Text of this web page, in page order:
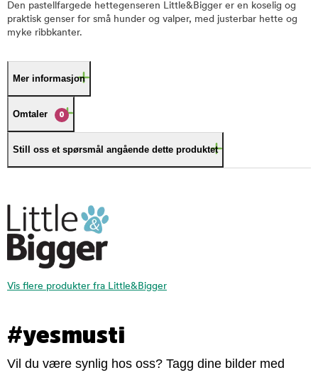
Den pastellfargede hettegenseren Little&Bigger er en koselig og
praktisk genser for små hunder og valper, med justerbar hette og
myke ribbkanter.
Mer informasjon
Omtaler 0
Still oss et spørsmål angående dette produktet
Vis flere produkter fra Little&Bigger
#yesmusti
Vil du være synlig hos oss? Tagg dine bilder med